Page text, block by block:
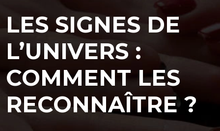
LES SIGNES DE
L’UNIVERS :
COMMENT LES
RECONNAÎTRE ?